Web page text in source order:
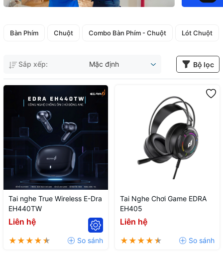
Bàn Phím Chuột Combo Bàn Phím - Chuột Lót Chuột
Sắp xếp: Mặc định Bộ lọc
Tai nghe True Wireless E-Dra
EH440TW
Liên hệ
Tai Nghe Chơi Game EDRA
EH405
Liên hệ